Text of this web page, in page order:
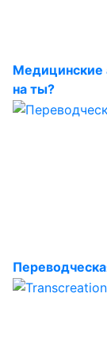
Медицинские
на ты?